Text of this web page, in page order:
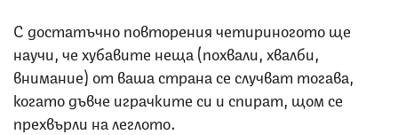
С достатъчно повторения четириногото ще
научи, че хубавите неща (похвали, хвалби,
внимание) от ваша страна се случват тогава,
когато дъвче играчките си и спират, щом се
прехвърли на леглото.